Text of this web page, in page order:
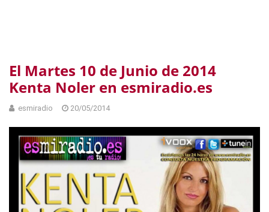
El Martes 10 de Junio de 2014
Kenta Noler en esmiradio.es
esmiradio 20/05/2014